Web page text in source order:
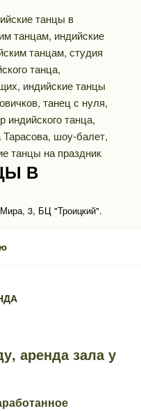
В
3, БЦ "Троицкий".
аренда зала у